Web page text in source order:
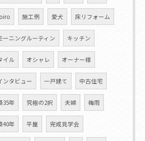
施工例 愛犬 床リフォーム
ーニングルーティン キッチン
イル オシャレ オーナー様
ンタビュー 一戸建て 中古住宅
35年 究極の2択 夫婦 梅雨
40年 平屋 完成見学会